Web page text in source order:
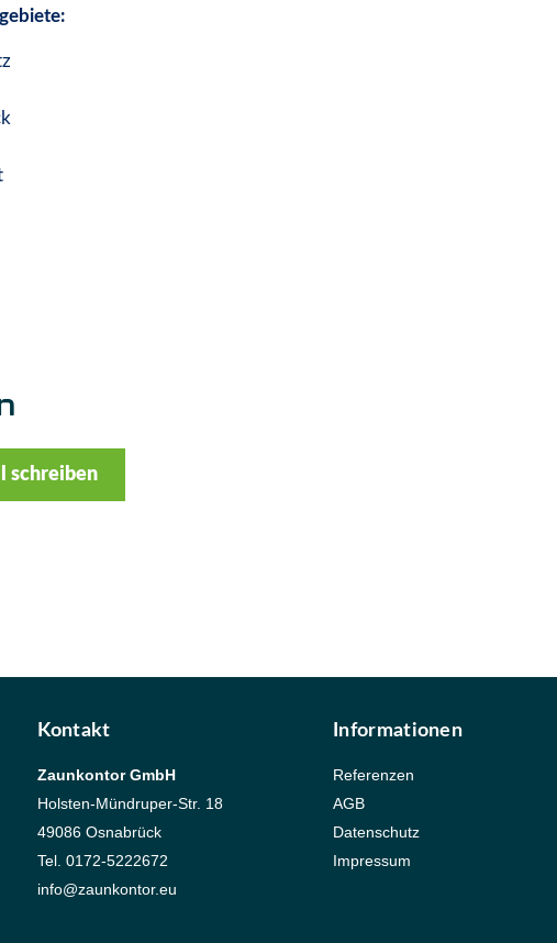
schreiben
Kontakt
Zaunkontor GmbH
Holsten-Mündruper-Str. 18
49086 Osnabrück
Tel. 0172-5222672
info@zaunkontor.eu
Informationen
Referenzen
AGB
Datenschutz
Impressum